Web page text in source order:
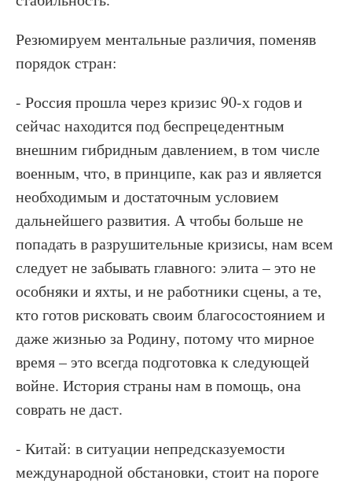
Резюмируем ментальные различия, поменяв
порядок стран:
- Россия прошла через кризис 90-х годов и
сейчас находится под беспрецедентным
внешним гибридным давлением, в том числе
военным, что, в принципе, как раз и является
необходимым и достаточным условием
дальнейшего развития. А чтобы больше не
попадать в разрушительные кризисы, нам всем
следует не забывать главного: элита – это не
особняки и яхты, и не работники сцены, а те,
кто готов рисковать своим благосостоянием и
даже жизнью за Родину, потому что мирное
время – это всегда подготовка к следующей
войне. История страны нам в помощь, она
соврать не даст.
- Китай: в ситуации непредсказуемости
международной обстановки, стоит на пороге